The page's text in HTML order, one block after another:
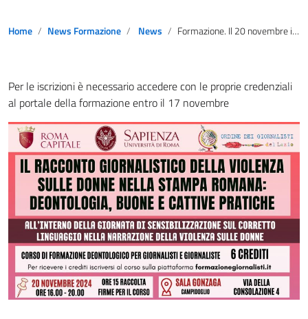
Home News Formazione News Formazione. Il 20 novembre il corso “Il racconto giornalistico della violenza alle donne nella stampa romana: deontologia, buone e cattive pratiche”
Per le iscrizioni è necessario accedere con le proprie credenziali
al portale della formazione entro il 17 novembre